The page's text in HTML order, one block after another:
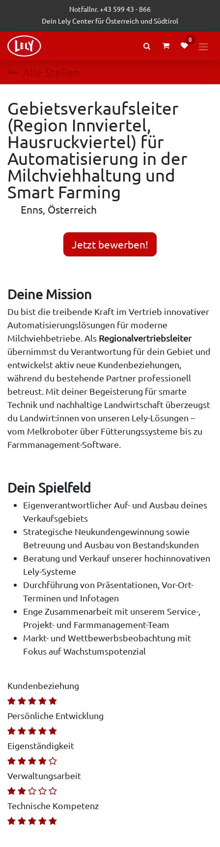
Zum Inhalt springenNotfallnr. +43 599 43 - 866
Dein Lely Center für Österreich und Südtirol
0
Alle Stellen
Gebietsverkaufsleiter
(Region Innviertel,
Hausruckviertel) für
Automatisierung in der
Milchviehhaltung und
Smart Farming
Enns, Österreich
Jetzt bewerben!
Deine Mission
Du bist die treibende Kraft im Vertrieb innovativer
Automatisierungslösungen für moderne
Milchviehbetriebe. Als Regionalvertriebsleiter
übernimmst du Verantwortung für dein Gebiet und
entwickelst aktiv neue Kundenbeziehungen,
während du bestehende Partner professionell
betreust. Mit deiner Begeisterung für smarte
Technik und nachhaltige Landwirtschaft überzeugst
du Landwirt:innen von unseren Lely-Lösungen –
vom Melkroboter über Fütterungssysteme bis zu
Farmmanagement-Software.
Dein Spielfeld
Eigenverantwortlicher Auf- und Ausbau deines
Verkaufsgebiets
Strategische Neukundengewinnung sowie
Betreuung und Ausbau von Bestandskunden
Beratung und Verkauf unserer hochinnovativen
Lely-Systeme
Durchführung von Präsentationen, Vor-Ort-
Terminen und Infotagen
Enge Zusammenarbeit mit unserem Service-,
Projekt- und Farmmanagement-Team
Markt- und Wettbewerbsbeobachtung mit
Fokus auf Wachstumspotenzial
Kundenbeziehung
Persönliche Entwicklung
Eigenständigkeit
Verwaltungsarbeit
Technische Kompetenz